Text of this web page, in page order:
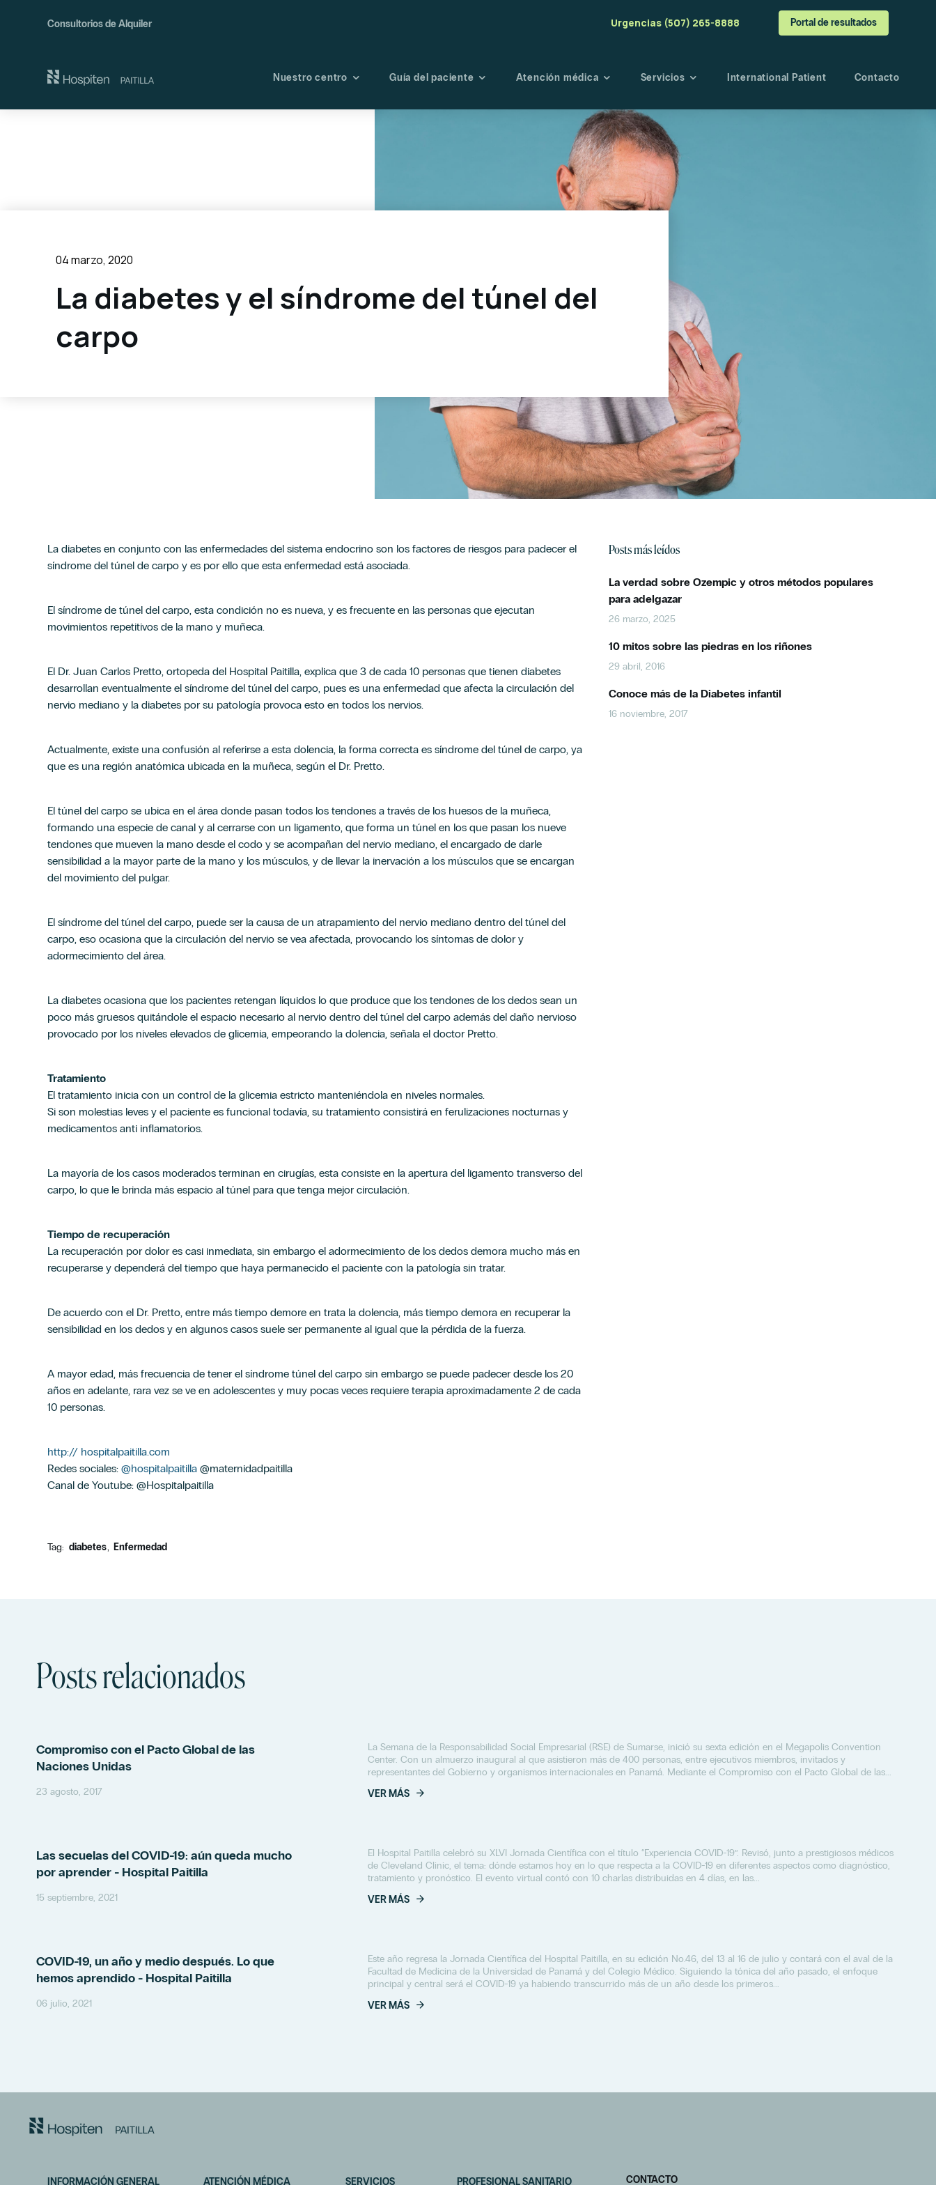
Consultorios de Alquiler Urgencias (507) 265-8888 Portal de resultados
Nuestro centro
Guía del paciente
Atención médica
Fisioterapia y
rehabilitación
Urgencias
Servicios
Radiología
Laboratorio
Banco de sangre
International Patient Contacto
04 marzo, 2020
La diabetes y el síndrome del túnel del
carpo
La diabetes en conjunto con las enfermedades del sistema endocrino son los factores de riesgos para padecer el
síndrome del túnel de carpo y es por ello que esta enfermedad está asociada.
El síndrome de túnel del carpo, esta condición no es nueva, y es frecuente en las personas que ejecutan
movimientos repetitivos de la mano y muñeca.
El Dr. Juan Carlos Pretto, ortopeda del Hospital Paitilla, explica que 3 de cada 10 personas que tienen diabetes
desarrollan eventualmente el síndrome del túnel del carpo, pues es una enfermedad que afecta la circulación del
nervio mediano y la diabetes por su patología provoca esto en todos los nervios.
Actualmente, existe una confusión al referirse a esta dolencia, la forma correcta es síndrome del túnel de carpo, ya
que es una región anatómica ubicada en la muñeca, según el Dr. Pretto.
El túnel del carpo se ubica en el área donde pasan todos los tendones a través de los huesos de la muñeca,
formando una especie de canal y al cerrarse con un ligamento, que forma un túnel en los que pasan los nueve
tendones que mueven la mano desde el codo y se acompañan del nervio mediano, el encargado de darle
sensibilidad a la mayor parte de la mano y los músculos, y de llevar la inervación a los músculos que se encargan
del movimiento del pulgar.
El síndrome del túnel del carpo, puede ser la causa de un atrapamiento del nervio mediano dentro del túnel del
carpo, eso ocasiona que la circulación del nervio se vea afectada, provocando los síntomas de dolor y
adormecimiento del área.
La diabetes ocasiona que los pacientes retengan líquidos lo que produce que los tendones de los dedos sean un
poco más gruesos quitándole el espacio necesario al nervio dentro del túnel del carpo además del daño nervioso
provocado por los niveles elevados de glicemia, empeorando la dolencia, señala el doctor Pretto.
Tratamiento
El tratamiento inicia con un control de la glicemia estricto manteniéndola en niveles normales.
Si son molestias leves y el paciente es funcional todavía, su tratamiento consistirá en ferulizaciones nocturnas y
medicamentos anti inflamatorios.
La mayoría de los casos moderados terminan en cirugías, esta consiste en la apertura del ligamento transverso del
carpo, lo que le brinda más espacio al túnel para que tenga mejor circulación.
Tiempo de recuperación
La recuperación por dolor es casi inmediata, sin embargo el adormecimiento de los dedos demora mucho más en
recuperarse y dependerá del tiempo que haya permanecido el paciente con la patología sin tratar.
De acuerdo con el Dr. Pretto, entre más tiempo demore en trata la dolencia, más tiempo demora en recuperar la
sensibilidad en los dedos y en algunos casos suele ser permanente al igual que la pérdida de la fuerza.
A mayor edad, más frecuencia de tener el síndrome túnel del carpo sin embargo se puede padecer desde los 20
años en adelante, rara vez se ve en adolescentes y muy pocas veces requiere terapia aproximadamente 2 de cada
10 personas.
http:// hospitalpaitilla.com
Redes sociales: @hospitalpaitilla @maternidadpaitilla
Canal de Youtube: @Hospitalpaitilla
Tag: diabetes Enfermedad
Posts más leídos
La verdad sobre Ozempic y otros métodos populares
para adelgazar
26 marzo, 2025
10 mitos sobre las piedras en los riñones
29 abril, 2016
Conoce más de la Diabetes infantil
16 noviembre, 2017
Posts relacionados
Compromiso con el Pacto Global de las
Naciones Unidas
23 agosto, 2017
La Semana de la Responsabilidad Social Empresarial (RSE) de Sumarse, inició su sexta edición en el Megapolis Convention
Center. Con un almuerzo inaugural al que asistieron más de 400 personas, entre ejecutivos miembros, invitados y
representantes del Gobierno y organismos internacionales en Panamá. Mediante el Compromiso con el Pacto Global de las...
VER MÁS
Las secuelas del COVID-19: aún queda mucho
por aprender - Hospital Paitilla
15 septiembre, 2021
El Hospital Paitilla celebró su XLVI Jornada Científica con el título “Experiencia COVID-19”. Revisó, junto a prestigiosos médicos
de Cleveland Clinic, el tema: dónde estamos hoy en lo que respecta a la COVID-19 en diferentes aspectos como diagnóstico,
tratamiento y pronóstico. El evento virtual contó con 10 charlas distribuidas en 4 días, en las...
VER MÁS
COVID-19, un año y medio después. Lo que
hemos aprendido - Hospital Paitilla
06 julio, 2021
Este año regresa la Jornada Científica del Hospital Paitilla, en su edición No.46, del 13 al 16 de julio y contará con el aval de la
Facultad de Medicina de la Universidad de Panamá y del Colegio Médico. Siguiendo la tónica del año pasado, el enfoque
principal y central será el COVID-19 ya habiendo transcurrido más de un año desde los primeros...
VER MÁS
INFORMACIÓN GENERAL ATENCIÓN MÉDICA SERVICIOS PROFESIONAL SANITARIO CONTACTO